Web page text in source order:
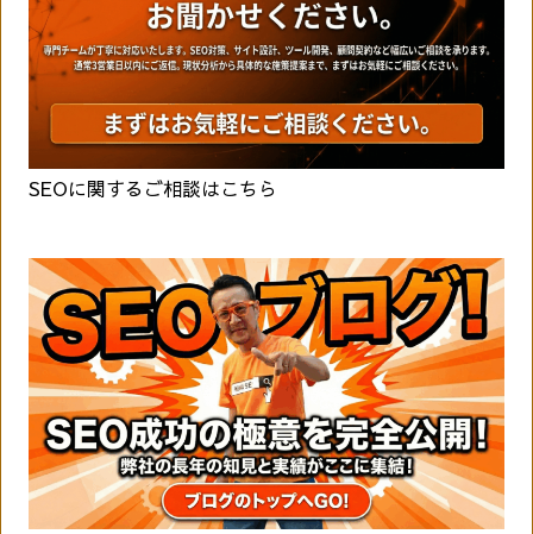
SEOに関するご相談はこちら